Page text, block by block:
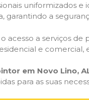
uniformizados
garantindo a
acesso a serviços
e
em Novo Lino,
para as suas